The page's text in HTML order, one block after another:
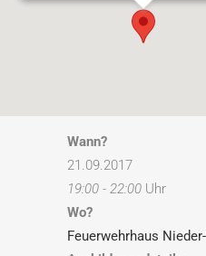
Wann?
21.09.2017
19:00 - 22:00 Uhr
Wo?
Feuerwehrhaus